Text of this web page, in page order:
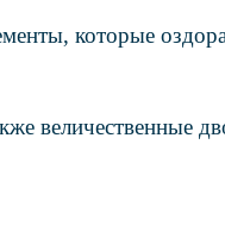
которые
величественные